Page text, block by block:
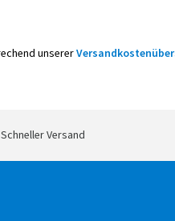
unserer
Schneller Versand